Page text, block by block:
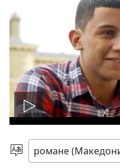
Мукх
о
Бирин
чхиб